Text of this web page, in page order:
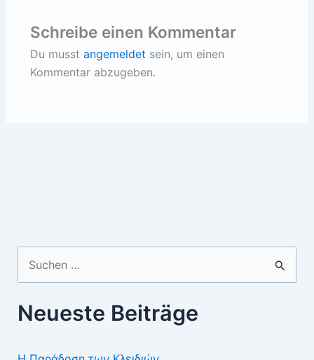
Schreibe einen Kommentar
Du musst angemeldet sein, um einen
Kommentar abzugeben.
Suchen
nach:
Neueste Beiträge